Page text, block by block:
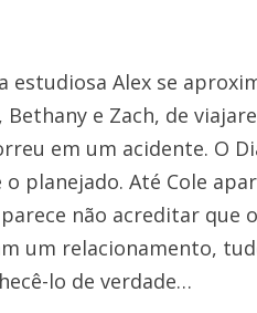
Alex se
e Zach, de
em um acidente. O
planejado. Até Cole
não acreditar que
um relacionamento,
lo de verdade…